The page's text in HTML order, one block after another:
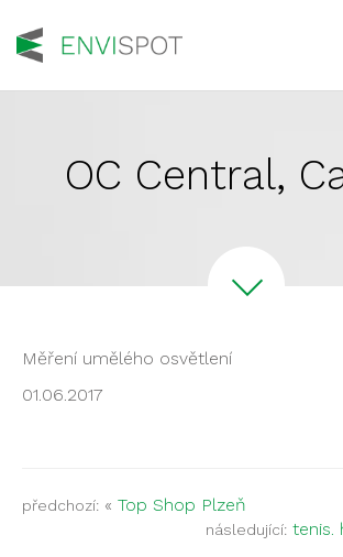
OC Central,
Měření umělého osvětlení
01.06.2017
předchozí: « Top Shop Plzeň
následující: tenis.